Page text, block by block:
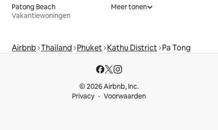
Patong Beach
Vakantiewoningen
Meer tonen
Airbnb Thailand Phuket Kathu District Pa Tong
© 2026 Airbnb, Inc.
Privacy
Voorwaarden